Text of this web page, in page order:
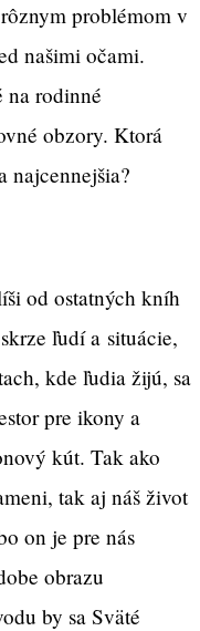
problémom v
našimi očami.
na rodinné
obzory. Ktorá
najcennejšia?
od ostatných kníh
ľudí a situácie,
kde ľudia žijú, sa
pre ikony a
kút. Tak ako
tak aj náš život
on je pre nás
obrazu
by sa Sväté